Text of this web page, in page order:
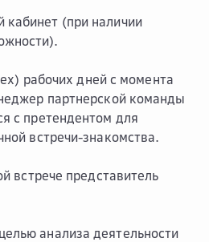
кабинет (при наличии
рабочих дней с момента
партнерской команды
с претендентом для
встречи-знакомства.
встрече представитель
анализа деятельности